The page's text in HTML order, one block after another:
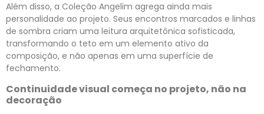
Além disso, a Coleção Angelim agrega ainda mais
personalidade ao projeto. Seus encontros marcados e linhas
de sombra criam uma leitura arquitetônica sofisticada,
transformando o teto em um elemento ativo da
composição, e não apenas em uma superfície de
fechamento.
Continuidade visual começa no projeto, não na
decoração